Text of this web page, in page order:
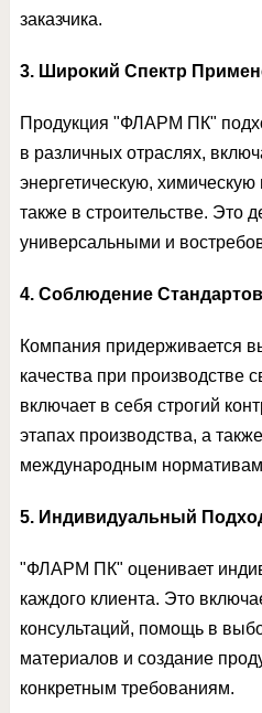
заказчика.
3. Широкий Спектр
Продукция "ФЛАРМ ПК"
в различных отраслях,
энергетическую,
также в строительстве. Это
универсальными и
4. Соблюдение
Компания придерживается
качества при производстве
включает в себя строгий
этапах производства, а
международным нормативам
5. Индивидуальный
"ФЛАРМ ПК" оценивает
каждого клиента. Это
консультаций, помощь в
материалов и создание
конкретным требованиям.